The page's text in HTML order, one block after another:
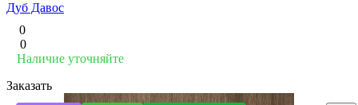
Дуб Давос
0
0
Наличие уточняйте
Заказать